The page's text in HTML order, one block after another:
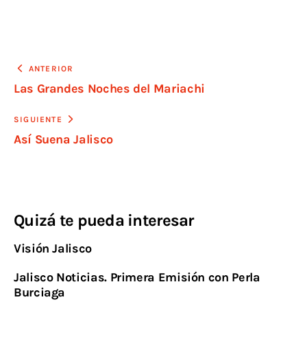
ANTERIOR
Las Grandes Noches del Mariachi
SIGUIENTE
Así Suena Jalisco
Quizá te pueda interesar
Visión Jalisco
Jalisco Noticias. Primera Emisión con Perla
Burciaga